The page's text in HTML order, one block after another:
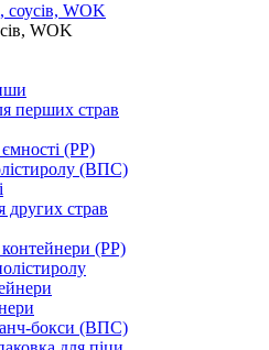
соусів, WOK
WOK
перших страв
(PP)
(ВПС)
других страв
(PP)
бокси (ВПС)